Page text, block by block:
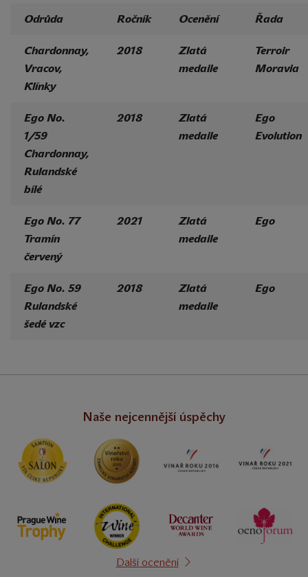
Odrůda Ročník Ocenění Řada
Chardonnay,
Vracov,
Klínky
2018
Zlatá
medaile
Terroir
Moravia
Ego No.
1/59
Chardonnay,
Rulandské
bílé
2018
Zlatá
medaile
Ego
Evolution
Ego No. 77
Tramín
červený
2021
Zlatá
medaile
Ego
Ego No. 59
Rulandské
šedé vzc
2018
Zlatá
medaile
Ego
Naše nejcennější úspěchy
Další ocenění